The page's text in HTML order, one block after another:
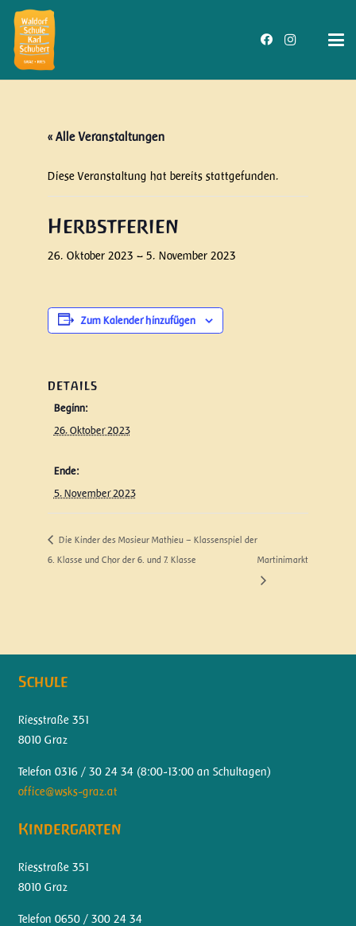
« Alle Veranstaltungen
Diese Veranstaltung hat bereits stattgefunden.
Herbstferien
26. Oktober 2023 – 5. November 2023
Zum Kalender hinzufügen
DETAILS
Beginn:
26. Oktober 2023
Ende:
5. November 2023
Die Kinder des Mosieur Mathieu – Klassenspiel der
6. Klasse und Chor der 6. und 7. Klasse
Martinimarkt
Schule
Riesstraße 351
8010 Graz
Telefon 0316 / 30 24 34 (8:00-13:00 an Schultagen)
office@wsks-graz.at
Kindergarten
Riesstraße 351
8010 Graz
Telefon 0650 / 300 24 34